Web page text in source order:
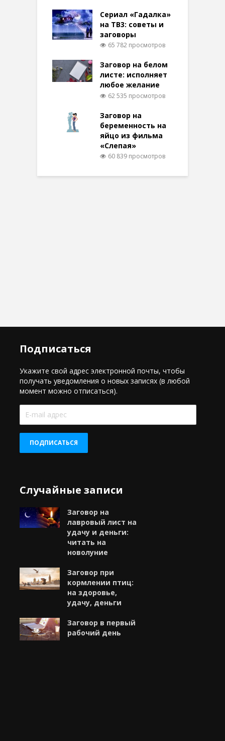
Сериал «Гадалка»
на ТВ3: советы и
заговоры
65 782 просмотров
Заговор на белом
листе: исполняет
любое желание
62 535 просмотров
Заговор на
беременность на
яйцо из фильма
«Слепая»
60 839 просмотров
Подписаться
Укажите свой адрес электронной почты, чтобы
получать уведомления о новых записях (в любой
момент можно отписаться).
E-
mail
ПОДПИСАТЬСЯ
Случайные записи
Заговор на
лавровый лист на
удачу и деньги:
читать на
новолуние
Заговор при
кормлении птиц:
на здоровье,
удачу, деньги
Заговор в первый
рабочий день